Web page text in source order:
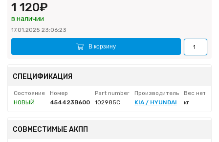
1 120₽
в наличии
17.01.2025 23:06:23
В корзину
СПЕЦИФИКАЦИЯ
Состояние Номер Part number Производитель
Вес нетто
НОВЫЙ
454423B600 102985C KIA / HYUNDAI кг
СОВМЕСТИМЫЕ АКПП